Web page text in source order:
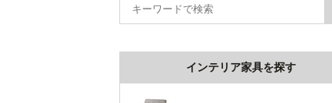
インテリア家具を探す